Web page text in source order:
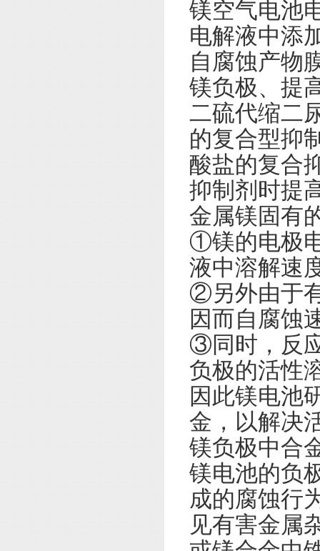
镁空气电池
电解液中添
自腐蚀产物
镁负极、提
二硫代缩二
的复合型抑
酸盐的复合
抑制剂时提
金属镁固有
①镁的电极
液中溶解速
②另外由于
因而自腐蚀
③同时，反
负极的活性
因此镁电池
金，以解决
镁负极中合
镁电池的负
成的腐蚀行
见有害金属